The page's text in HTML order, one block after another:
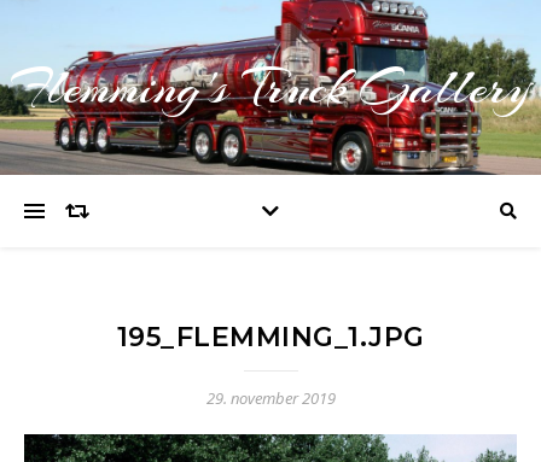
Flemming's Truck Gallery
195_FLEMMING_1.JPG
29. november 2019